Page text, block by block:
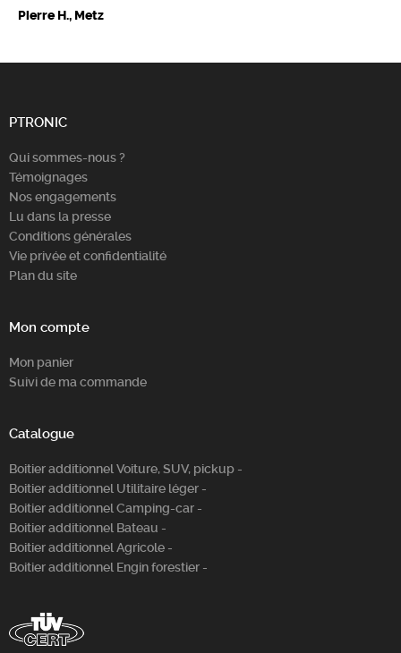
Pierre H., Metz
PTRONIC
Qui sommes-nous ?
Témoignages
Nos engagements
Lu dans la presse
Conditions générales
Vie privée et confidentialité
Plan du site
Mon compte
Mon panier
Suivi de ma commande
Catalogue
Boitier additionnel Voiture, SUV, pickup -
Boitier additionnel Utilitaire léger -
Boitier additionnel Camping-car -
Boitier additionnel Bateau -
Boitier additionnel Agricole -
Boitier additionnel Engin forestier -